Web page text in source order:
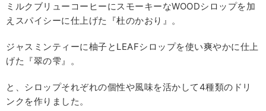
ミルクブリューコーヒーにスモーキーなWOODシロップを加
えスパイシーに仕上げた『杜のかおり』。
ジャスミンティーに柚子とLEAFシロップを使い爽やかに仕上
げた『翠の雫』。
と、シロップそれぞれの個性や風味を活かして4種類のドリ
ンクを作りました。